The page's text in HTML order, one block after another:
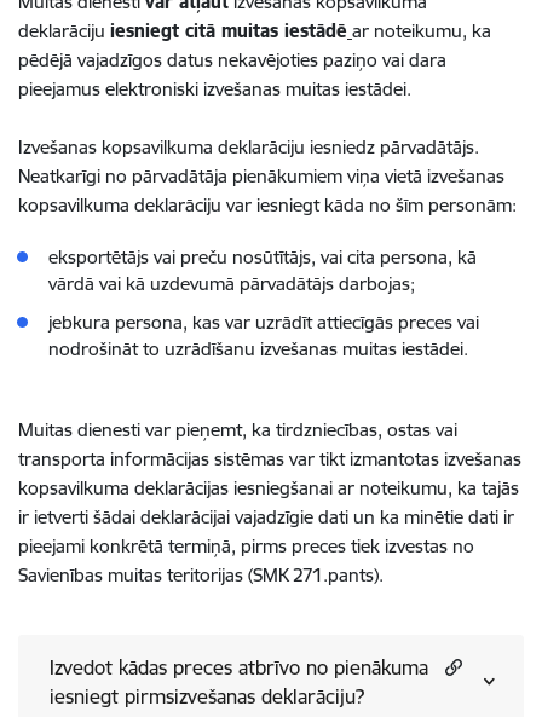
deklarāciju iesniegt citā muitas iestādē ar noteikumu, ka
pēdējā vajadzīgos datus nekavējoties paziņo vai dara
pieejamus elektroniski izvešanas muitas iestādei.
Izvešanas kopsavilkuma deklarāciju iesniedz pārvadātājs.
Neatkarīgi no pārvadātāja pienākumiem viņa vietā izvešanas
kopsavilkuma deklarāciju var iesniegt kāda no šīm personām:
eksportētājs vai preču nosūtītājs, vai cita persona, kā
vārdā vai kā uzdevumā pārvadātājs darbojas;
jebkura persona, kas var uzrādīt attiecīgās preces vai
nodrošināt to uzrādīšanu izvešanas muitas iestādei.
Muitas dienesti var pieņemt, ka tirdzniecības, ostas vai
transporta informācijas sistēmas var tikt izmantotas izvešanas
kopsavilkuma deklarācijas iesniegšanai ar noteikumu, ka tajās
ir ietverti šādai deklarācijai vajadzīgie dati un ka minētie dati ir
pieejami konkrētā termiņā, pirms preces tiek izvestas no
Savienības muitas teritorijas (SMK 271.pants).
Izvedot kādas preces atbrīvo no pienākuma
iesniegt pirmsizvešanas deklarāciju?